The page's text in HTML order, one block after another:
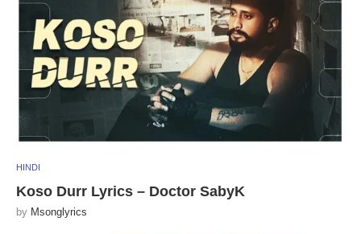
HINDI
Koso Durr Lyrics – Doctor SabyK
by Msonglyrics